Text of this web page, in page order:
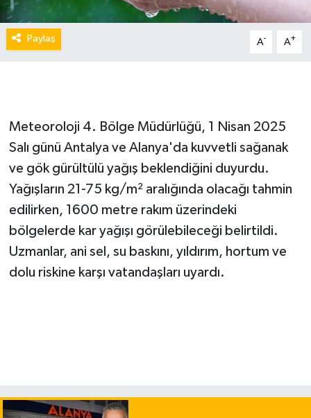
Paylaş A- A+
Meteoroloji 4. Bölge Müdürlüğü, 1 Nisan 2025
Salı günü Antalya ve Alanya'da kuvvetli sağanak
ve gök gürültülü yağış beklendiğini duyurdu.
Yağışların 21-75 kg/m² aralığında olacağı tahmin
edilirken, 1600 metre rakım üzerindeki
bölgelerde kar yağışı görülebileceği belirtildi.
Uzmanlar, ani sel, su baskını, yıldırım, hortum ve
dolu riskine karşı vatandaşları uyardı.